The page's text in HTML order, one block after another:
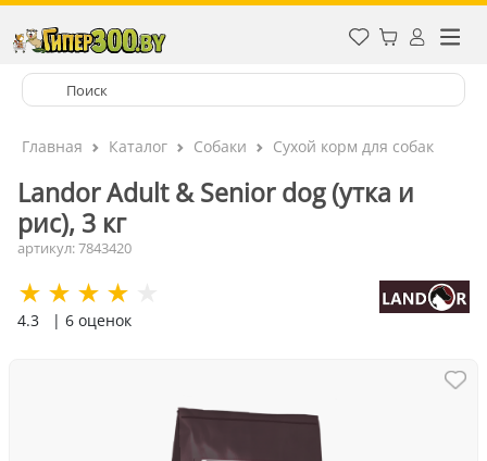
Главная Каталог Собаки Сухой корм для собак
Landor Adult & Senior dog (утка и
рис), 3 кг
артикул: 7843420
4.3 | 6 оценок